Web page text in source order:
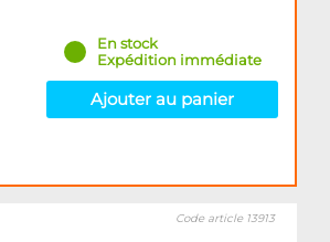
En stock
Expédition immédiate
Ajouter au panier
Code article 13913